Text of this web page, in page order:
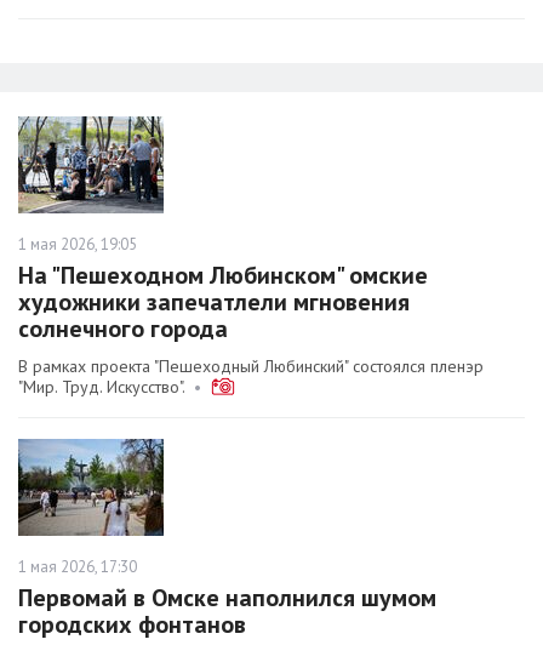
1 мая 2026, 19:05
На "Пешеходном Любинском" омские
художники запечатлели мгновения
солнечного города
В рамках проекта "Пешеходный Любинский" состоялся пленэр
"Мир. Труд. Искусство". •
1 мая 2026, 17:30
Первомай в Омске наполнился шумом
городских фонтанов